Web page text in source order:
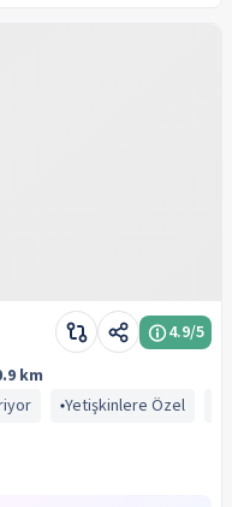
4.9/5
km
Yetişkinlere Özel